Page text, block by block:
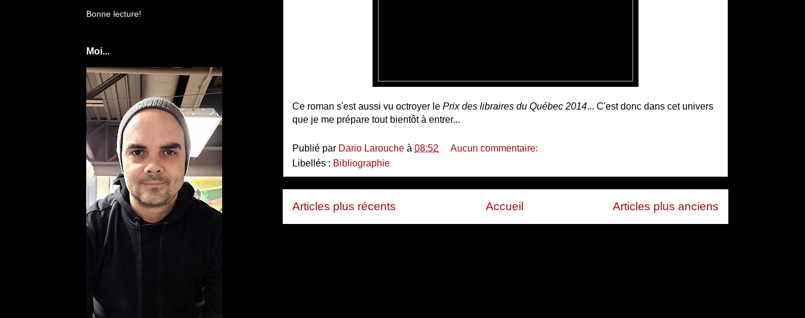
Ce roman s'est aussi vu octroyer le Prix des libraires du Québec 2014... C'est donc dans cet univers
que je me prépare tout bientôt à entrer...
Publié par Dario Larouche à 08:52
Aucun commentaire:
Libellés : Bibliographie
Articles plus récents Articles plus anciens
Accueil
Bonne lecture!
Moi...